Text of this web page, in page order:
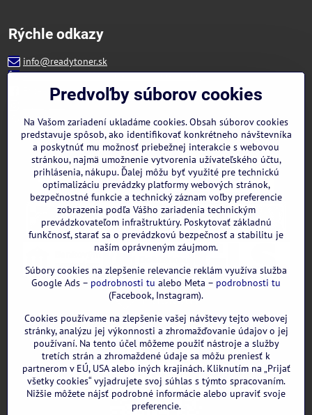
Rýchle odkazy
info@readytoner.sk
+421 944 322 536 (PO-PIA: 09:00- 15:00)
Facebook
WhatsApp
GOOGLE recenzie:
Predvoľby súborov cookies
Na Vašom zariadení ukladáme cookies. Obsah súborov cookies
predstavuje spôsob, ako identifikovať konkrétneho návštevníka
a poskytnúť mu možnosť priebežnej interakcie s webovou
stránkou, najmä umožnenie vytvorenia užívateľského účtu,
prihlásenia, nákupu. Ďalej môžu byť využité pre technickú
optimalizáciu prevádzky platformy webových stránok,
bezpečnostné funkcie a technický záznam voľby preferencie
zobrazenia podľa Vášho zariadenia technickým
prevádzkovateľom infraštruktúry. Poskytovať základnú
funkčnosť, starať sa o prevádzkovú bezpečnosť a stabilitu je
naším oprávneným záujmom.
Súbory cookies na zlepšenie relevancie reklám využíva služba
Google Ads – podrobnosti tu alebo Meta – podrobnosti tu
(Facebook, Instagram).
Cookies používame na zlepšenie vašej návštevy tejto webovej
stránky, analýzu jej výkonnosti a zhromažďovanie údajov o jej
používaní. Na tento účel môžeme použiť nástroje a služby
tretích strán a zhromaždené údaje sa môžu preniesť k
partnerom v EÚ, USA alebo iných krajinách. Kliknutím na „Prijať
všetky cookies“ vyjadrujete svoj súhlas s týmto spracovaním.
Nižšie môžete nájsť podrobné informácie alebo upraviť svoje
preferencie.